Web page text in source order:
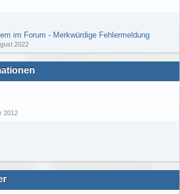
im Forum - Merkwürdige Fehlermeldung
2022
2012